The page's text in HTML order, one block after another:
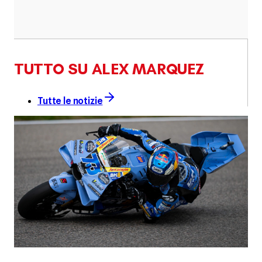
TUTTO SU ALEX MARQUEZ
Tutte le notizie